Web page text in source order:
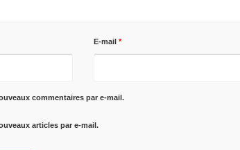
E-mail *
commentaires par e-mail.
articles par e-mail.